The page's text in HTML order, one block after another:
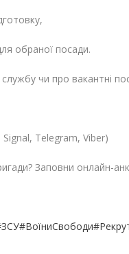
обраної посади.
чи про вакантні
Telegram, Viber)
Заповни онлайн-
#ВоїниСвободи